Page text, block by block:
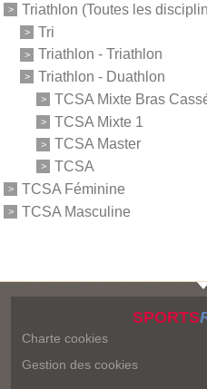
Triathlon (Toutes les
Tri
Triathlon - Triathlon
Triathlon - Duathlon
TCSA Mixte Bras
TCSA Mixte 1
TCSA Master
TCSA
TCSA Féminine
TCSA Masculine
SPORTS
Charte cookies
Gestion des cookies